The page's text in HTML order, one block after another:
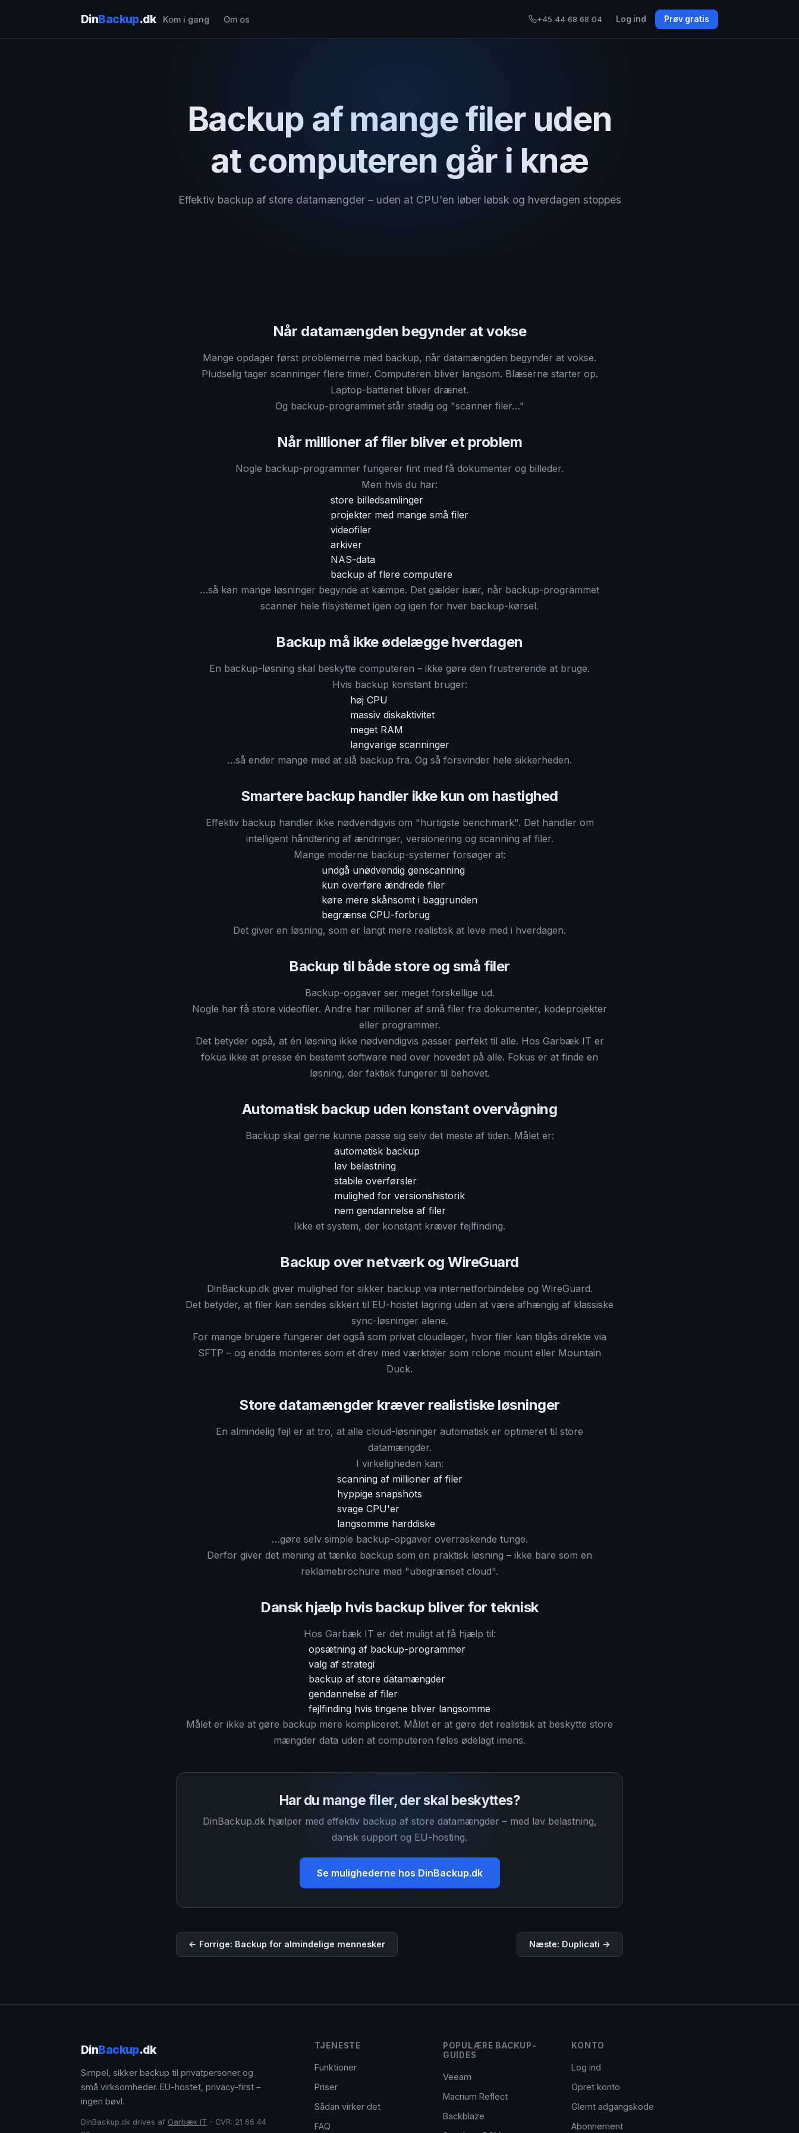
DinBackup.dk Kom i gang Om os +45 44 68 68 04 Log ind Prøv gratis
Backup af mange filer uden
at computeren går i knæ
Effektiv backup af store datamængder – uden at CPU'en løber løbsk og hverdagen stoppes
Når datamængden begynder at vokse
Mange opdager først problemerne med backup, når datamængden begynder at vokse.
Pludselig tager scanninger flere timer. Computeren bliver langsom. Blæserne starter op.
Laptop-batteriet bliver drænet.
Og backup-programmet står stadig og "scanner filer…"
Når millioner af filer bliver et problem
Nogle backup-programmer fungerer fint med få dokumenter og billeder.
Men hvis du har:
store billedsamlinger
projekter med mange små filer
videofiler
arkiver
NAS-data
backup af flere computere
…så kan mange løsninger begynde at kæmpe. Det gælder især, når backup-programmet
scanner hele filsystemet igen og igen for hver backup-kørsel.
Backup må ikke ødelægge hverdagen
En backup-løsning skal beskytte computeren – ikke gøre den frustrerende at bruge.
Hvis backup konstant bruger:
høj CPU
massiv diskaktivitet
meget RAM
langvarige scanninger
…så ender mange med at slå backup fra. Og så forsvinder hele sikkerheden.
Smartere backup handler ikke kun om hastighed
Effektiv backup handler ikke nødvendigvis om "hurtigste benchmark". Det handler om
intelligent håndtering af ændringer, versionering og scanning af filer.
Mange moderne backup-systemer forsøger at:
undgå unødvendig genscanning
kun overføre ændrede filer
køre mere skånsomt i baggrunden
begrænse CPU-forbrug
Det giver en løsning, som er langt mere realistisk at leve med i hverdagen.
Backup til både store og små filer
Backup-opgaver ser meget forskellige ud.
Nogle har få store videofiler. Andre har millioner af små filer fra dokumenter, kodeprojekter
eller programmer.
Det betyder også, at én løsning ikke nødvendigvis passer perfekt til alle. Hos Garbæk IT er
fokus ikke at presse én bestemt software ned over hovedet på alle. Fokus er at finde en
løsning, der faktisk fungerer til behovet.
Automatisk backup uden konstant overvågning
Backup skal gerne kunne passe sig selv det meste af tiden. Målet er:
automatisk backup
lav belastning
stabile overførsler
mulighed for versionshistorik
nem gendannelse af filer
Ikke et system, der konstant kræver fejlfinding.
Backup over netværk og WireGuard
DinBackup.dk giver mulighed for sikker backup via internetforbindelse og WireGuard.
Det betyder, at filer kan sendes sikkert til EU-hostet lagring uden at være afhængig af klassiske
sync-løsninger alene.
For mange brugere fungerer det også som privat cloudlager, hvor filer kan tilgås direkte via
SFTP – og endda monteres som et drev med værktøjer som rclone mount eller Mountain
Duck.
Store datamængder kræver realistiske løsninger
En almindelig fejl er at tro, at alle cloud-løsninger automatisk er optimeret til store
datamængder.
I virkeligheden kan:
scanning af millioner af filer
hyppige snapshots
svage CPU'er
langsomme harddiske
…gøre selv simple backup-opgaver overraskende tunge.
Derfor giver det mening at tænke backup som en praktisk løsning – ikke bare som en
reklamebrochure med "ubegrænset cloud".
Dansk hjælp hvis backup bliver for teknisk
Hos Garbæk IT er det muligt at få hjælp til:
opsætning af backup-programmer
valg af strategi
backup af store datamængder
gendannelse af filer
fejlfinding hvis tingene bliver langsomme
Målet er ikke at gøre backup mere kompliceret. Målet er at gøre det realistisk at beskytte store
mængder data uden at computeren føles ødelagt imens.
Har du mange filer, der skal beskyttes?
DinBackup.dk hjælper med effektiv backup af store datamængder – med lav belastning,
dansk support og EU-hosting.
Se mulighederne hos DinBackup.dk
← Forrige: Backup for almindelige mennesker Næste: Duplicati →
DinBackup.dk
Simpel, sikker backup til privatpersoner og
små virksomheder. EU-hostet, privacy-first –
ingen bøvl.
DinBackup.dk drives af Garbæk IT – CVR: 21 66 44
TJENESTE
Funktioner
Priser
Sådan virker det
FAQ
POPULÆRE BACKUP-
GUIDES
Veeam
Macrium Reflect
Backblaze
KONTO
Log ind
Opret konto
Glemt adgangskode
Abonnement